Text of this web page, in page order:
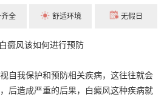
全 舒适环境 无假日
自我保护和预防相关疾病，这往往就会
后造成严重的后果，白癜风这种疾病就